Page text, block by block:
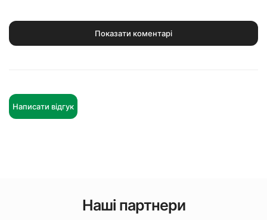
Показати коментарі
Написати відгук
Наші партнери